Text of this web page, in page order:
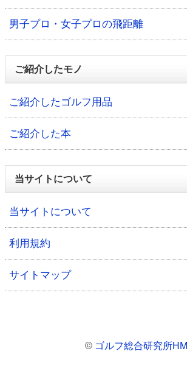
男子プロ・女子プロの飛距離
ご紹介したモノ
ご紹介したゴルフ用品
ご紹介した本
当サイトについて
当サイトについて
利用規約
サイトマップ
© ゴルフ総合研究所HM